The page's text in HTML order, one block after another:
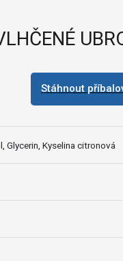
Stáhnout
Glycerin, Kyselina citronová